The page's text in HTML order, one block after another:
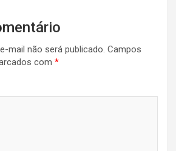
mail não será publicado. Campos
com *